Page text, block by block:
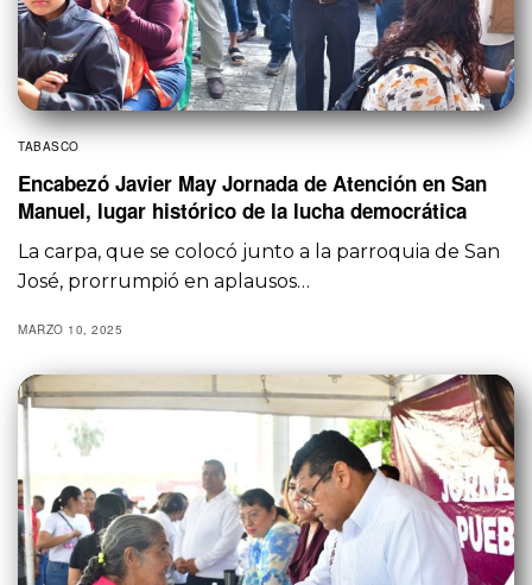
TABASCO
Encabezó Javier May Jornada de Atención en San
Manuel, lugar histórico de la lucha democrática
La carpa, que se colocó junto a la parroquia de San
José, prorrumpió en aplausos…
MARZO 10, 2025